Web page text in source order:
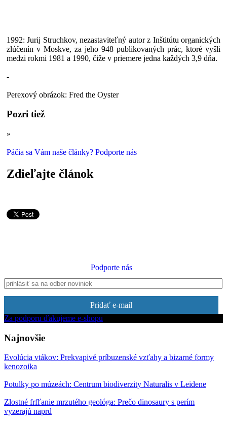
1992: Jurij Struchkov, nezastaviteľný autor z Inštitútu organických
zlúčenín v Moskve, za jeho 948 publikovaných prác, ktoré vyšli
medzi rokmi 1981 a 1990, čiže v priemere jedna každých 3,9 dňa.
-
Perexový obrázok: Fred the Oyster
Pozri tiež
»
Páčia sa Vám naše články? Podporte nás
Zdieľajte článok
Podporte nás
Pridať e-mail
Za podporu ďakujeme e-shopu
Najnovšie
Evolúcia vtákov: Prekvapivé príbuzenské vzťahy a bizarné formy
kenozoika
Potulky po múzeách: Centrum biodiverzity Naturalis v Leidene
Zlostné frfľanie mrzutého geológa: Prečo dinosaury s perím
vyzerajú naprd